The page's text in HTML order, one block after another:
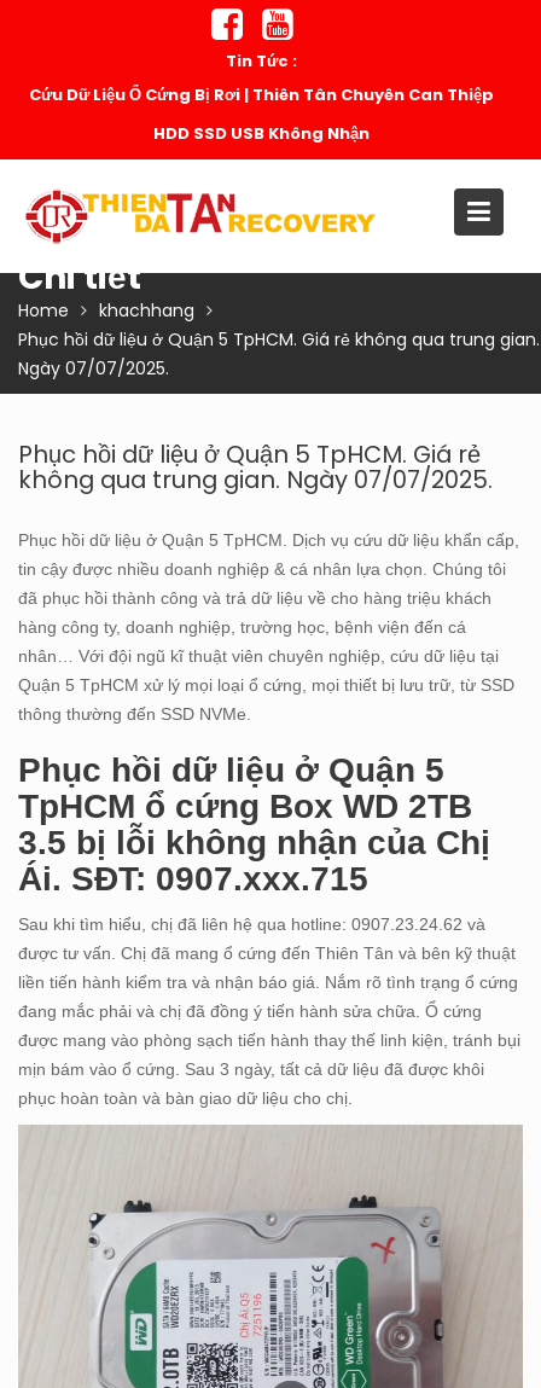
Tin Tức :
Cứu Dữ Liệu Ổ Cứng Bị Rơi | Thiên Tân Chuyên Can Thiệp
HDD SSD USB Không Nhận
Chi tiết
Home
khachhang
Phục hồi dữ liệu ở Quận 5 TpHCM. Giá rẻ không qua trung gian.
Ngày 07/07/2025.
Phục hồi dữ liệu ở Quận 5 TpHCM. Giá rẻ
không qua trung gian. Ngày 07/07/2025.
Phục hồi dữ liệu ở Quận 5 TpHCM. Dịch vụ cứu dữ liệu khẩn cấp,
tin cậy được nhiều doanh nghiệp & cá nhân lựa chọn. Chúng tôi
đã phục hồi thành công và trả dữ liệu về cho hàng triệu khách
hàng công ty, doanh nghiệp, trường học, bệnh viện đến cá
nhân… Với đội ngũ kĩ thuật viên chuyên nghiệp, cứu dữ liệu tại
Quận 5 TpHCM xử lý mọi loại ổ cứng, mọi thiết bị lưu trữ, từ SSD
thông thường đến SSD NVMe.
Phục hồi dữ liệu ở Quận 5
TpHCM ổ cứng Box WD 2TB
3.5 bị lỗi không nhận của Chị
Ái. SĐT: 0907.xxx.715
Sau khi tìm hiểu, chị đã liên hệ qua hotline: 0907.23.24.62 và
được tư vấn. Chị đã mang ổ cứng đến Thiên Tân và bên kỹ thuật
liền tiến hành kiểm tra và nhận báo giá. Nắm rõ tình trạng ổ cứng
đang mắc phải và chị đã đồng ý tiến hành sửa chữa. Ổ cứng
được mang vào phòng sạch tiến hành thay thế linh kiện, tránh bụi
mịn bám vào ổ cứng. Sau 3 ngày, tất cả dữ liệu đã được khôi
phục hoàn toàn và bàn giao dữ liệu cho chị.